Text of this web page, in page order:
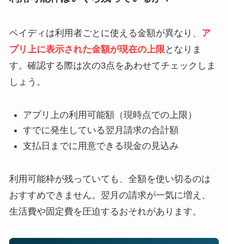
ペイディは利用者ごとに使える金額が異なり、 ア
プリ上に表示された金額が現在の上限となりま
す。確認する際は次の3点をあわせてチェックしま
しょう。
アプリ上の利用可能額（現時点での上限）
すでに発生している翌月請求の合計額
支払日までに用意できる現金の見込み
利用可能枠が残っていても、全額を使い切るのは
おすすめできません。翌月の請求が一気に増え、
生活費や固定費を圧迫するおそれがあります。